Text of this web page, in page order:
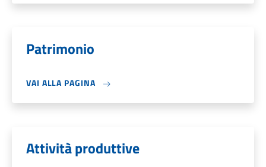
Patrimonio
VAI ALLA PAGINA
Attività produttive